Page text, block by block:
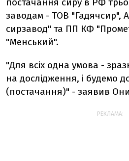
заводам - ТОВ "Гадячсир",
сирзавод" та ПП КФ
"Менський".
"Для всіх одна умова -
на дослідження, і будемо
(постачання)" - заявив
РЕКЛАМА: